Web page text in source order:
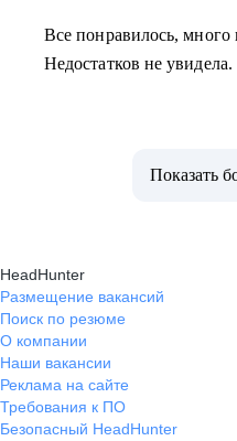
Все понравилось,
Недостатков не увидела.
Показать
HeadHunter
Размещение вакансий
Поиск по резюме
О компании
Наши вакансии
Реклама на сайте
Требования к ПО
Безопасный HeadHunter